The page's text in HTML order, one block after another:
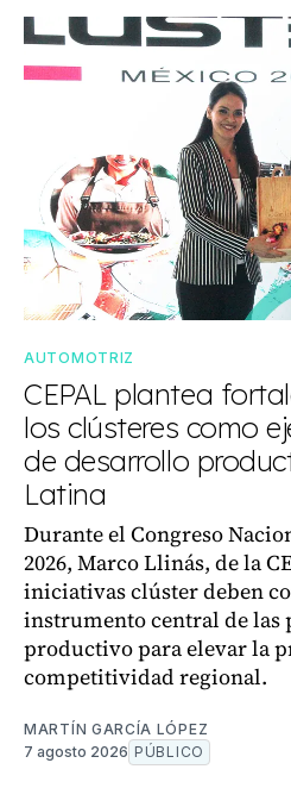
AUTOMOTRIZ
CEPAL plantea
los clústeres como
de desarrollo
Latina
Durante el Congreso
2026, Marco Llinás, de la
iniciativas clúster deben
instrumento central de las
productivo para elevar la
competitividad regional.
MARTÍN GARCÍA LÓPEZ
7 agosto 2026 PÚBLICO